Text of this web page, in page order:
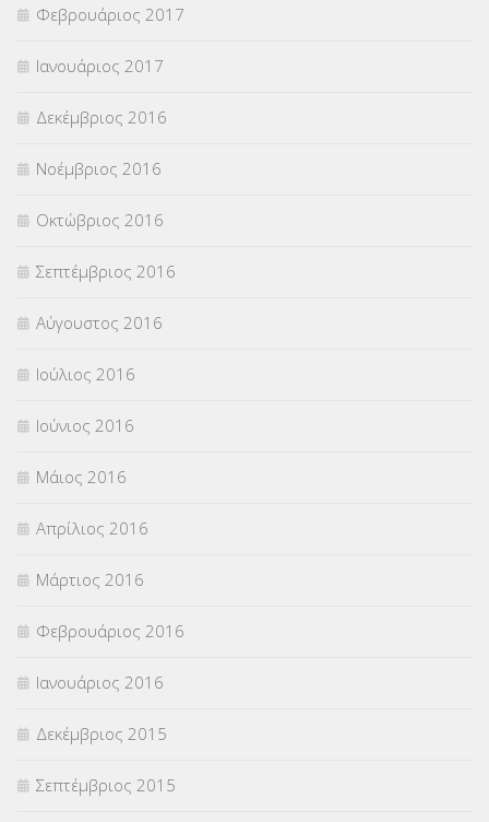
Φεβρουάριος 2017
Ιανουάριος 2017
Δεκέμβριος 2016
Νοέμβριος 2016
Οκτώβριος 2016
Σεπτέμβριος 2016
Αύγουστος 2016
Ιούλιος 2016
Ιούνιος 2016
Μάιος 2016
Απρίλιος 2016
Μάρτιος 2016
Φεβρουάριος 2016
Ιανουάριος 2016
Δεκέμβριος 2015
Σεπτέμβριος 2015